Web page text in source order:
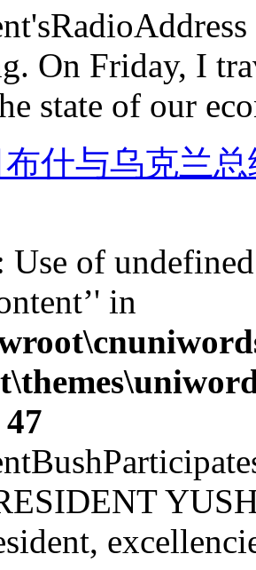
On Friday, I
state of our
什与乌克兰
Use of
in
47